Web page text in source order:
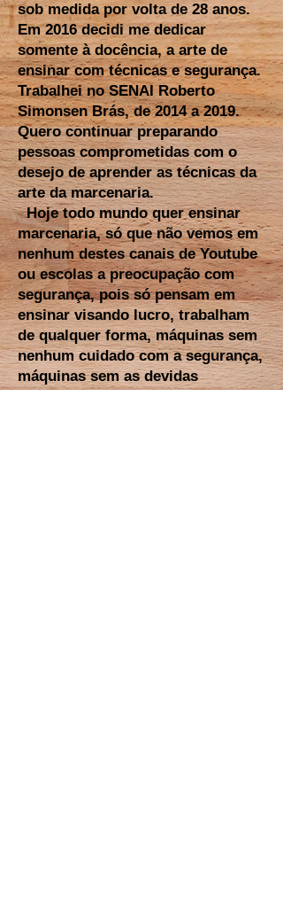
sob medida por volta de 28 anos.
Em 2016 decidi me dedicar
somente à docência, a arte de
ensinar com técnicas e segurança.
Trabalhei no SENAI Roberto
Simonsen Brás, de 2014 a 2019.
Quero continuar preparando
pessoas comprometidas com o
desejo de aprender as técnicas da
arte da marcenaria.
Hoje todo mundo quer ensinar
marcenaria, só que não vemos em
nenhum destes canais de Youtube
ou escolas a preocupação com
segurança, pois só pensam em
ensinar visando lucro, trabalham
de qualquer forma, máquinas sem
nenhum cuidado com a segurança,
máquinas sem as devidas